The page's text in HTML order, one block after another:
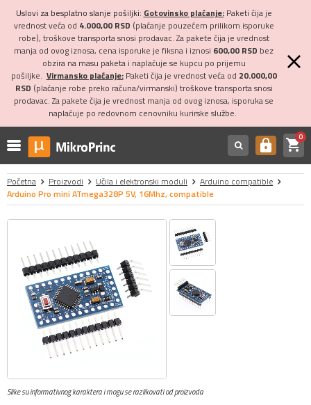
Uslovi za besplatno slanje pošiljki: Gotovinsko plaćanje:Paketi čija je
vrednost veća od 4.000,00 RSD (plaćanje pouzećem prilikom isporuke
robe), troškove transporta snosi prodavac. Za pakete čija je vrednost
manja od ovog iznosa, cena isporuke je fiksna i iznosi 600,00 RSD bez
obzira na masu paketa i naplaćuje se kupcu po prijemu
pošiljke. Virmansko plaćanje:Paketi čija je vrednost veća od 20.000,00
RSD (plaćanje robe preko računa/virmanski) troškove transporta snosi
prodavac. Za pakete čija je vrednost manja od ovog iznosa, isporuka se
naplaćuje po redovnom cenovniku kurirske službe.
https shopping_cart0
Početna Proizvodi Učila i elektronski moduli
Arduino compatible
Arduino Pro mini ATmega328P 5V, 16Mhz, compatible
Slike su informativnog karaktera i mogu se razlikovati od proizvoda